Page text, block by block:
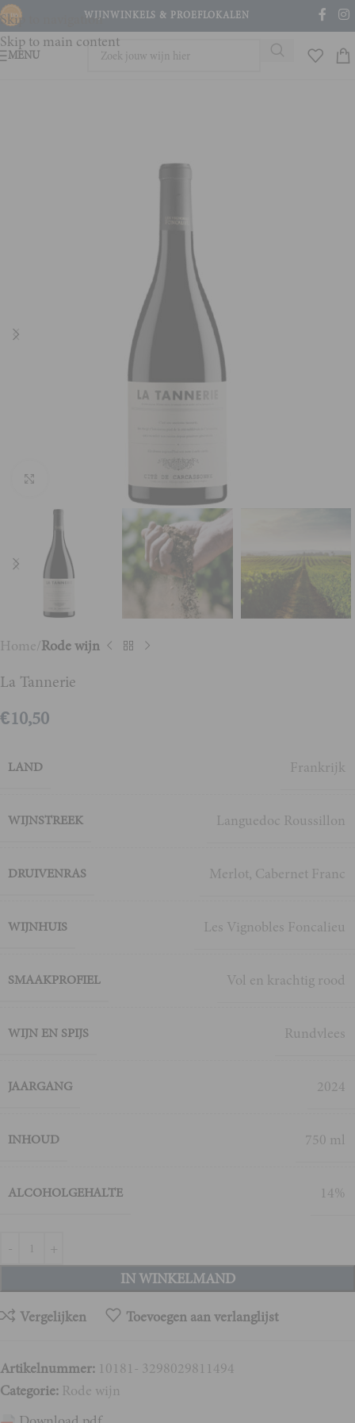
Skip to navigation
Skip to main content
WIJNWINKELS & PROEFLOKALEN
MENU
Home Rode wijn
La Tannerie
€10,50
LAND Frankrijk
WIJNSTREEK Languedoc Roussillon
DRUIVENRAS Merlot, Cabernet Franc
WIJNHUIS Les Vignobles Foncalieu
SMAAKPROFIEL Vol en krachtig rood
WIJN EN SPIJS Rundvlees
JAARGANG 2024
INHOUD 750 ml
ALCOHOLGEHALTE 14%
IN WINKELMAND
Vergelijken
Toevoegen aan verlanglijst
Artikelnummer: 10181- 3298029811494
Categorie: Rode wijn